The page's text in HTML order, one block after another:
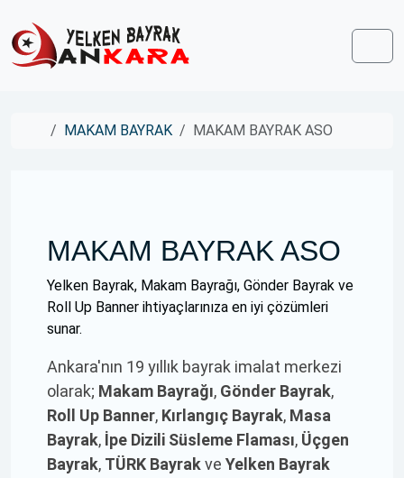
HomeMAKAM BAYRAK MAKAM BAYRAK ASO
MAKAM BAYRAK ASO
Yelken Bayrak, Makam Bayrağı, Gönder Bayrak ve
Roll Up Banner ihtiyaçlarınıza en iyi çözümleri
sunar.
Ankara'nın 19 yıllık bayrak imalat merkezi
olarak; Makam Bayrağı, Gönder Bayrak,
Roll Up Banner, Kırlangıç Bayrak, Masa
Bayrak, İpe Dizili Süsleme Flaması, Üçgen
Bayrak, TÜRK Bayrakve Yelken Bayrak